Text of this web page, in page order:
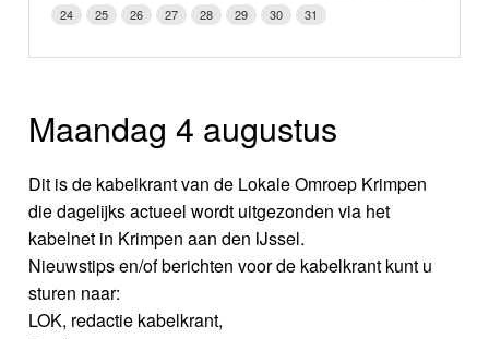
24
25 26 27 28 29 30 31
Maandag 4 augustus
Dit is de kabelkrant van de Lokale Omroep Krimpen
die dagelijks actueel wordt uitgezonden via het
kabelnet in Krimpen aan den IJssel.
Nieuwstips en/of berichten voor de kabelkrant kunt u
sturen naar:
LOK, redactie kabelkrant,